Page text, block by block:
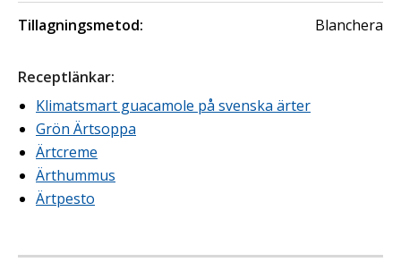
Tillagningsmetod: Blanchera
Receptlänkar:
Klimatsmart guacamole på svenska ärter
Grön Ärtsoppa
Ärtcreme
Ärthummus
Ärtpesto